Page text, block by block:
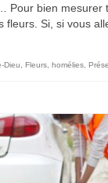
Pour bien mesurer
fleurs. Si, si vous
Dieu Fleurs homélies